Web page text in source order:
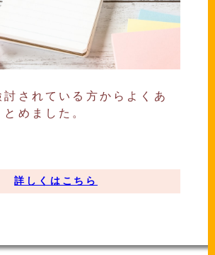
討されている方からよくあ
めました。
詳しくはこちら